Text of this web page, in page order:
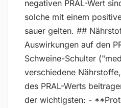
negativen PRAL-Wert
solche mit einem
sauer gelten. ##
Auswirkungen auf den
Schweine-Schulter
verschiedene
des PRAL-Werts
der wichtigsten: -